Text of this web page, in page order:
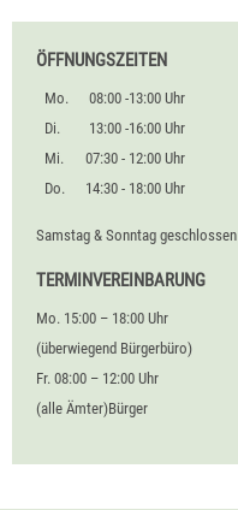
ÖFFNUNGSZEITEN
Mo.
08:00 -13:00 Uhr
Di.
13:00 -16:00 Uhr
Mi.
07:30 - 12:00 Uhr
Do.
14:30 - 18:00 Uhr
Samstag & Sonntag geschlossen
TERMINVEREINBARUNG
Mo. 15:00 – 18:00 Uhr
(überwiegend Bürgerbüro)
Fr. 08:00 – 12:00 Uhr
(alle Ämter)Bürger